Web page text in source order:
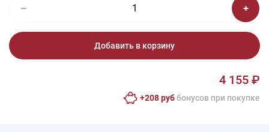
Добавить в корзину
4 155 ₽
+208 руббонусов при покупке